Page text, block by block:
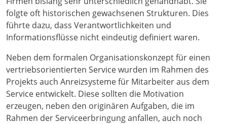
folgte oft historischen gewachsenen Strukturen. Dies
führte dazu, dass Verantwortlichkeiten und
Informationsflüsse nicht eindeutig definiert waren.
Neben dem formalen Organisationskonzept für einen
vertriebsorientierten Service wurden im Rahmen des
Projekts auch Anreizsysteme für Mitarbeiter aus dem
Service entwickelt. Diese sollten die Motivation
erzeugen, neben den originären Aufgaben, die im
Rahmen der Serviceerbringung anfallen, auch noch